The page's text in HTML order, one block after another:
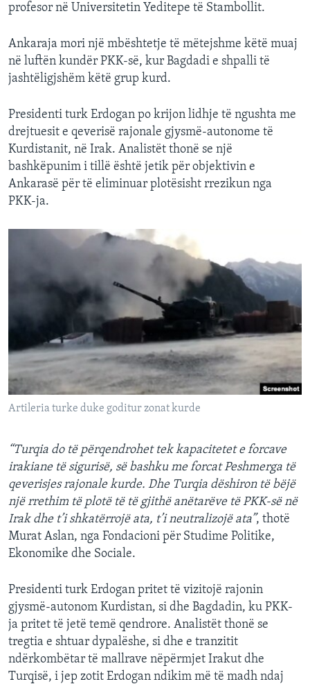
profesor në Universitetin Yeditepe të Stambollit.
Ankaraja mori një mbështetje të mëtejshme këtë muaj
në luftën kundër PKK-së, kur Bagdadi e shpalli të
jashtëligjshëm këtë grup kurd.
Presidenti turk Erdogan po krijon lidhje të ngushta me
drejtuesit e qeverisë rajonale gjysmë-autonome të
Kurdistanit, në Irak. Analistët thonë se një
bashkëpunim i tillë është jetik për objektivin e
Ankarasë për të eliminuar plotësisht rrezikun nga
PKK-ja.
Artileria turke duke goditur zonat kurde
“Turqia do të përqendrohet tek kapacitetet e forcave
irakiane të sigurisë, së bashku me forcat Peshmerga të
qeverisjes rajonale kurde. Dhe Turqia dëshiron të bëjë
një rrethim të plotë të të gjithë anëtarëve të PKK-së në
Irak dhe t’i shkatërrojë ata, t’i neutralizojë ata”, thotë
Murat Aslan, nga Fondacioni për Studime Politike,
Ekonomike dhe Sociale.
Presidenti turk Erdogan pritet të vizitojë rajonin
gjysmë-autonom Kurdistan, si dhe Bagdadin, ku PKK-
ja pritet të jetë temë qendrore. Analistët thonë se
tregtia e shtuar dypalëshe, si dhe e tranzitit
ndërkombëtar të mallrave nëpërmjet Irakut dhe
Turqisë, i jep zotit Erdogan ndikim më të madh ndaj